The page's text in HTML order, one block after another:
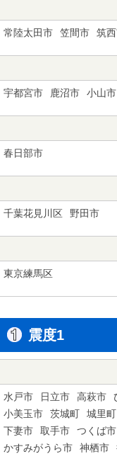
常陸太田市 笠間市 筑
宇都宮市 鹿沼市 小山市
春日部市
千葉花見川区 野田市
東京練馬区
震度1
水戸市 日立市 高萩市
小美玉市
茨城町 城里町
下妻市
取手市 つくば市
かすみがうら市
神栖市